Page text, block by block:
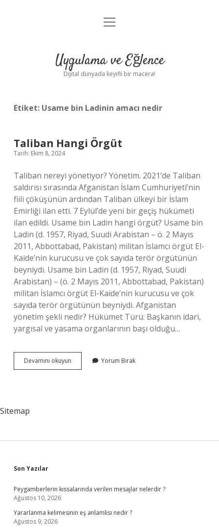
Anasayfa
Yasal Uyarı
menüyü
Uygulama ve Eğlence
Dijital dünyada keyifli bir macera!
Etiket: Usame bin Ladinin amacı nedir
Taliban Hangi Örgüt
Tarih: Ekim 8, 2024
Taliban nereyi yönetiyor? Yönetim. 2021’de Taliban
saldırısı sırasında Afganistan İslam Cumhuriyeti’nin
fiili çöküşünün ardından Taliban ülkeyi bir İslam
Emirliği ilan etti. 7 Eylül’de yeni bir geçiş hükümeti
ilan edildi. Usame bin Ladin hangi örgüt? Usame bin
Ladin (d. 1957, Riyad, Suudi Arabistan – ö. 2 Mayıs
2011, Abbottabad, Pakistan) militan İslamcı örgüt El-
Kaide’nin kurucusu ve çok sayıda terör örgütünün
beyniydi. Usame bin Ladin (d. 1957, Riyad, Suudi
Arabistan) – (ö. 2 Mayıs 2011, Abbottabad, Pakistan)
militan İslamcı örgüt El-Kaide’nin kurucusu ve çok
sayıda terör örgütünün beyniydi. Afganistan
yönetim şekli nedir? Hükümet Türü: Başkanın idari,
yargısal ve yasama organlarının başı olduğu…
Devamını okuyun
Hangi
Yorum Bırak
Sitemap
Sidebar
Son Yazılar
Peygamberlerin kıssalarında verilen mesajlar nelerdir ?
Ağustos 10, 2026
Yararlanma kelimesinin eş anlamlısı nedir ?
Ağustos 9, 2026